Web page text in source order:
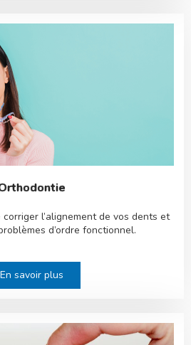
corriger l’alignement de vos dents et
d’ordre fonctionnel.
En savoir plus